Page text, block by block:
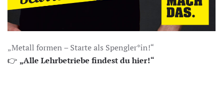
„Metall formen – Starte als Spengler*in!“
👉 „Alle Lehrbetriebe findest du hier!“